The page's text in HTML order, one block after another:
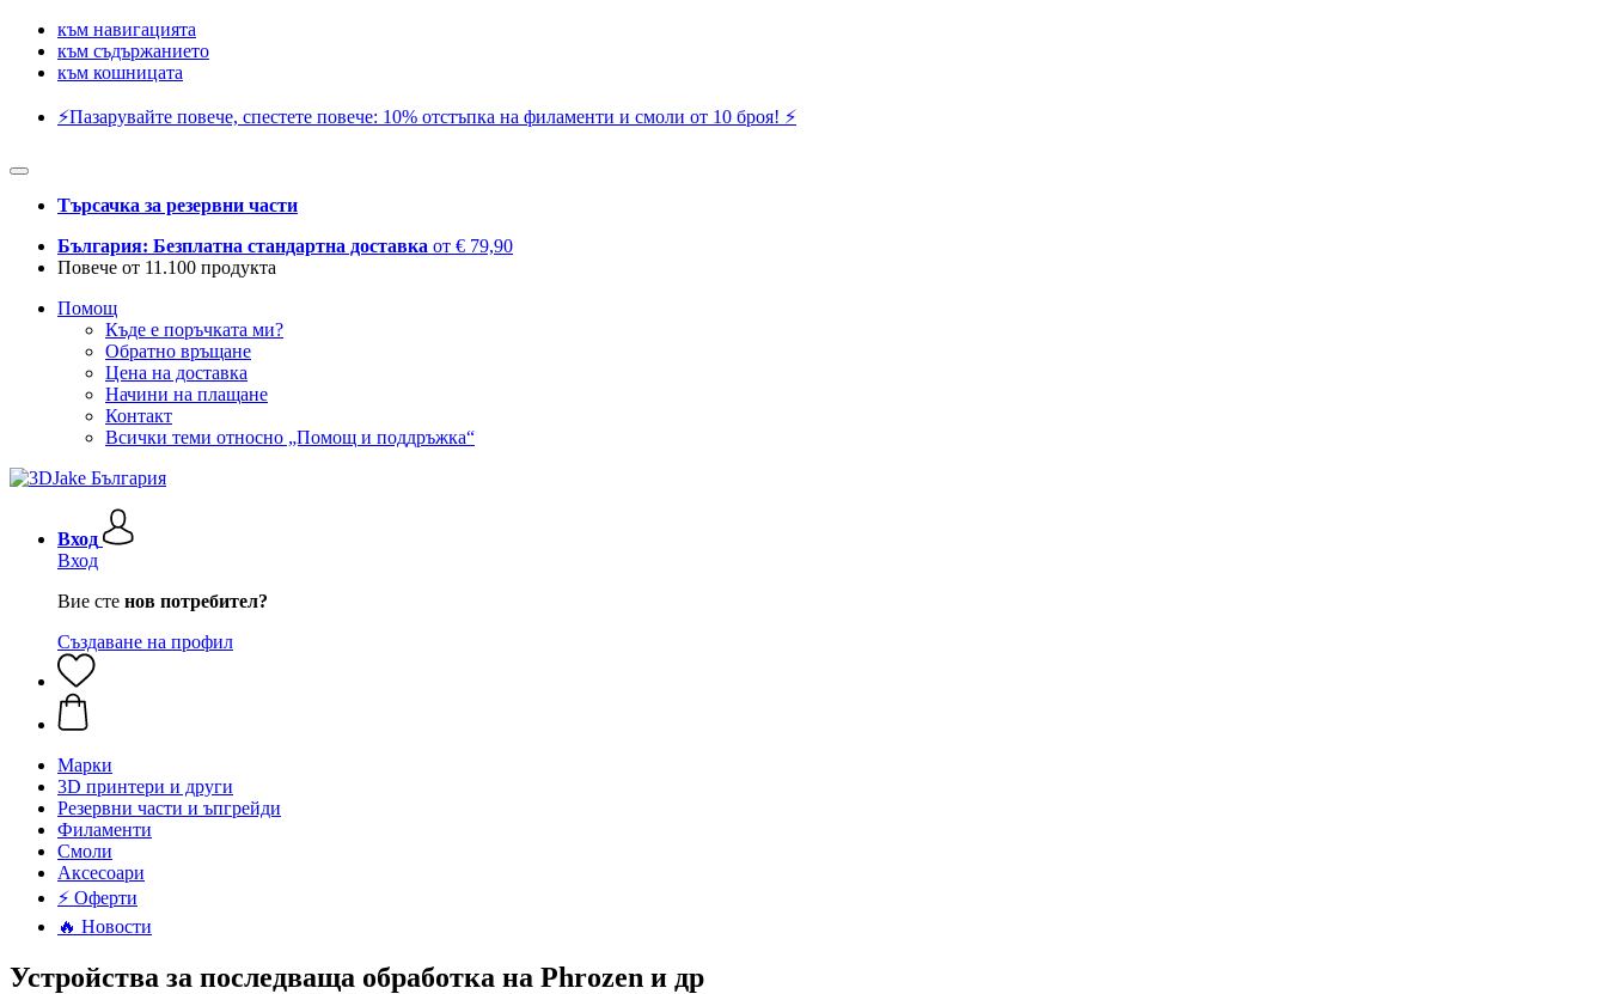
към навигацията
към съдържанието
към кошницата
⚡️Пазарувайте повече, спестете повече: 10% отстъпка на филаменти и смоли от 10 броя! ⚡️
Търсачка за резервни части
България: Безплатна стандартна доставка от € 79,90
Повече от 11.100 продукта
Помощ
Къде е поръчката ми?
Обратно връщане
Цена на доставка
Начини на плащане
Контакт
Всички теми относно „Помощ и поддръжка“
Вход
Вход
Вие сте нов потребител?
Създаване на профил
Mарки
3D принтери и други
Резервни части и ъпгрейди
Филаменти
Смоли
Аксесоари
⚡ Оферти
🔥 Новости
Устройства за последваща обработка на Phrozen и др